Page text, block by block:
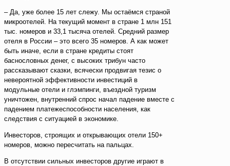
– Да, уже более 15 лет слежу. Мы остаёмся страной
микроотелей. На текущий момент в стране 1 млн 151
тыс. номеров и 33,1 тысяча отелей. Средний размер
отеля в России – это всего 35 номеров. А как может
быть иначе, если в стране кредиты стоят
баснословных денег, с высоких трибун часто
рассказывают сказки, всячески продвигая тезис о
невероятной эффективности инвестиций в
модульные отели и глэмпинги, въездной туризм
уничтожен, внутренний спрос начал падение вместе с
падением платежеспособности населения, как
следствия с ситуацией в экономике.
Инвесторов, строящих и открывающих отели 150+
номеров, можно пересчитать на пальцах.
В отсутствии сильных инвесторов другие играют в